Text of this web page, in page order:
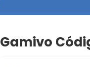
Gamivo